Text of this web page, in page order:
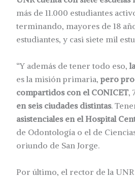
más de 11.000 estudiantes
terminando, mayores de 18
estudiantes, y casi siete mil
“Y además de tener todo eso,
es la misión primaria,pero
compartidos con el CONICET,
en seis ciudades distintas.
asistenciales en el Hospital
de Odontología o el de
oriundo de San Jorge.
Por último, el rector de la